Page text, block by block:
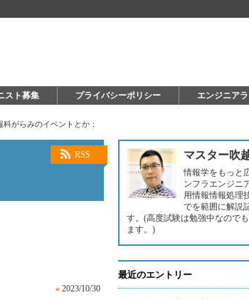
スト募集 プライバシーポリシー エンジニア
がらみのイベントとか：
RSS
» 2023/10/30
マスター吹
情報学をもっと
ンフラエンジニ
用情報情報処理
でを範囲に解説
す。(高度試験は勉強中なので
ます。)
最近のエントリー